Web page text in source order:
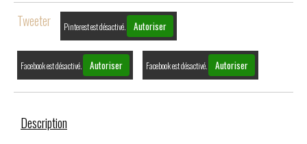
Tweeter Pinterest est désactivé. Autoriser
Facebook est désactivé. Autoriser Facebook est désactivé. Autoriser
Description